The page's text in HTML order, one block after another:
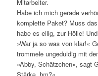
Mitarbeiter.
Habe ich mich gerade
komplette Paket? Muss
habe es eilig, zur Hölle!
»War ja so was von klar!«
trommele ungeduldig mit
»Abby, Schätzchen«, sagt